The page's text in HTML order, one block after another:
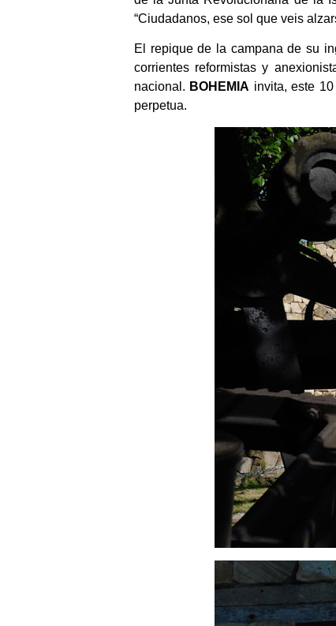
“Ciudadanos, ese sol que veis
El repique de la campana de su
corrientes reformistas y
nacional. BOHEMIA invita, este
perpetua.